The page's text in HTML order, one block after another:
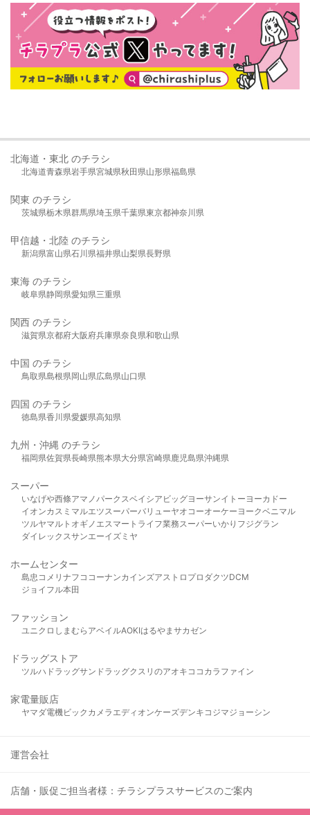
北海道・東北 のチラシ
北海道青森県岩手県宮城県秋田県山形県福島県
関東 のチラシ
茨城県栃木県群馬県埼玉県千葉県東京都神奈川県
甲信越・北陸 のチラシ
新潟県富山県石川県福井県山梨県長野県
東海 のチラシ
岐阜県静岡県愛知県三重県
関西 のチラシ
滋賀県京都府大阪府兵庫県奈良県和歌山県
中国 のチラシ
鳥取県島根県岡山県広島県山口県
四国 のチラシ
徳島県香川県愛媛県高知県
九州・沖縄 のチラシ
福岡県佐賀県長崎県熊本県大分県宮崎県鹿児島県沖縄県
スーパー
いなげや西條アマノパークスベイシア ビッグヨーサンイトーヨーカドー
イオンカスミ マルエツスーパーバリューヤオコーオーケー ヨークベニマル
ツルヤマルト オギノ エスマート ライフ業務スーパーいかり フジグラン
ダイレックスサンエーイズミヤ
ホームセンター
島忠 コメリ ナフコ コーナンカインズアストロプロダクツDCM
ジョイフル本田
ファッション
ユニクロ しまむら アベイルAOKIはるやま サカゼン
ドラッグストア
ツルハドラッグサンドラッグクスリのアオキ ココカラファイン
家電量販店
ヤマダ電機ビックカメラ エディオンケーズデンキ コジマジョーシン
運営会社
店舗・販促ご担当者様：チラシプラスサービスのご案内